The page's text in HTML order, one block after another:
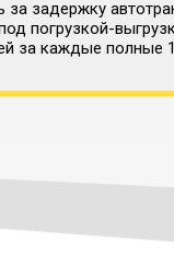
за задержку
погрузкой-
за каждые полные